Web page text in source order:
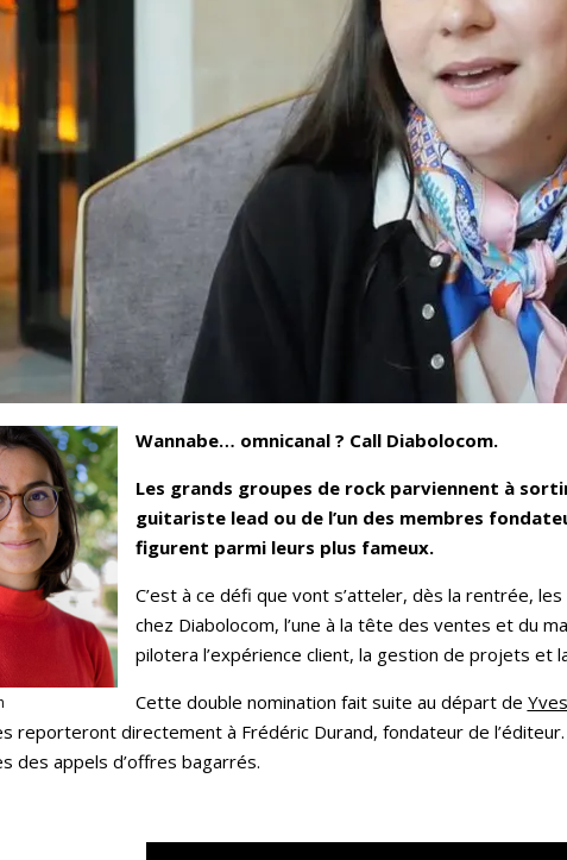
Wannabe… omnicanal ? Call Diabolocom.
Les grands groupes de rock parviennent à
guitariste lead ou de l’un des membres
figurent parmi leurs plus fameux.
C’est à ce défi que vont s’atteler, dès la rentrée,
chez Diabolocom, l’une à la tête des ventes et du
pilotera l’expérience client, la gestion de projets et
Cette double nomination fait suite au départ de
reporteront directement à Frédéric Durand, fondateur de
des appels d’offres bagarrés.